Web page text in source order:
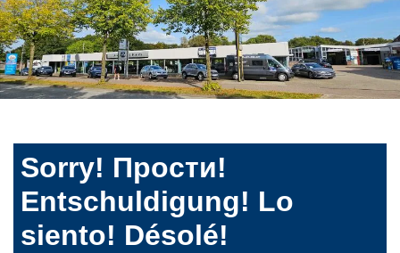
Sorry! Прости!
Entschuldigung! Lo
siento! Désolé!